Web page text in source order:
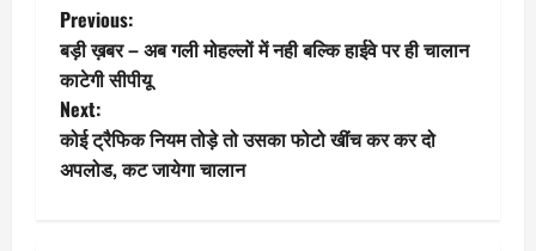
P
o
s
t
Previous:
बड़ी ख़बर – अब गली मोहल्लों में नही बल्कि हाईवे पर ही चालान
काटेगी सीपीयू
Next:
कोई ट्रैफिक नियम तोड़े तो उसका फोटो खींच कर कर दो
अपलोड, कट जायेगा चालान